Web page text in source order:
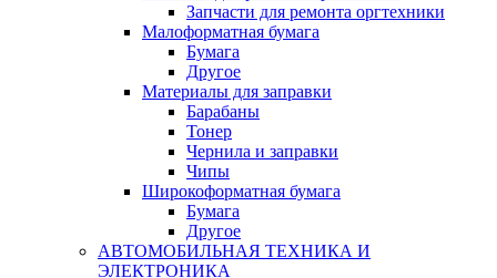
Запчасти для ремонта оргтехники
Малоформатная бумага
Бумага
Другое
Материалы для заправки
Барабаны
Тонер
Чернила и заправки
Чипы
Широкоформатная бумага
Бумага
Другое
АВТОМОБИЛЬНАЯ ТЕХНИКА И
ЭЛЕКТРОНИКА